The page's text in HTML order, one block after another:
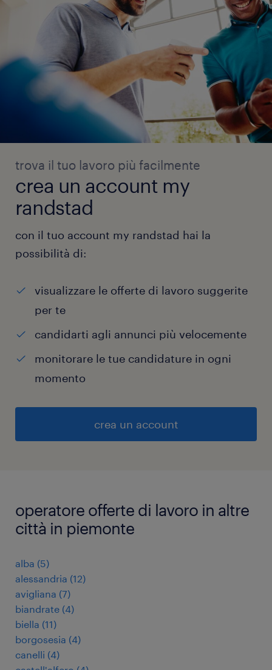
trova il tuo lavoro più facilmente
crea un account my
randstad
con il tuo account my randstad hai la
possibilità di:
visualizzare le offerte di lavoro suggerite
per te
candidarti agli annunci più velocemente
monitorare le tue candidature in ogni
momento
crea un account
operatore offerte di lavoro in altre
città in piemonte
alba (5)
alessandria (12)
avigliana (7)
biandrate (4)
biella (11)
borgosesia (4)
canelli (4)